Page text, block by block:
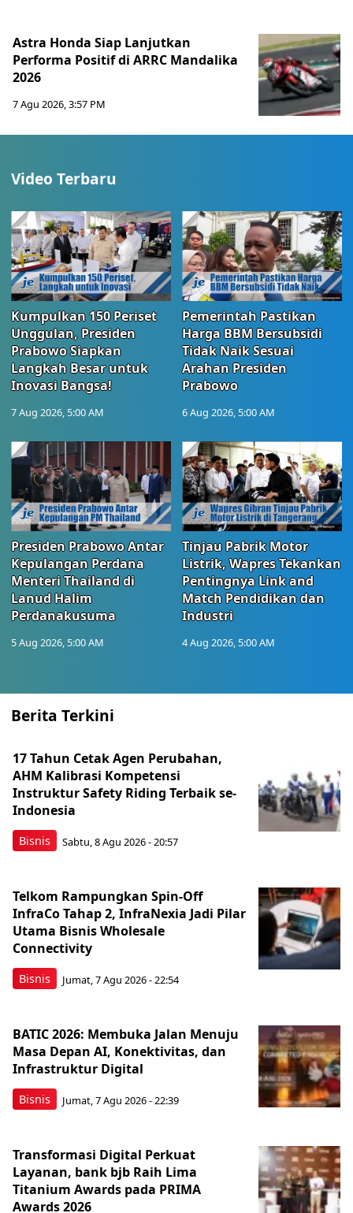
Astra Honda Siap Lanjutkan
Performa Positif di ARRC Mandalika
2026
7 Agu 2026, 3:57 PM
Video Terbaru
Kumpulkan 150 Periset
Unggulan, Presiden
Prabowo Siapkan
Langkah Besar untuk
Inovasi Bangsa!
7 Aug 2026, 5:00 AM
Pemerintah Pastikan
Harga BBM Bersubsidi
Tidak Naik Sesuai
Arahan Presiden
Prabowo
6 Aug 2026, 5:00 AM
Presiden Prabowo Antar
Kepulangan Perdana
Menteri Thailand di
Lanud Halim
Perdanakusuma
5 Aug 2026, 5:00 AM
Tinjau Pabrik Motor
Listrik, Wapres Tekankan
Pentingnya Link and
Match Pendidikan dan
Industri
4 Aug 2026, 5:00 AM
Berita Terkini
Bisnis
17 Tahun Cetak Agen Perubahan,
AHM Kalibrasi Kompetensi
Instruktur Safety Riding Terbaik se-
Indonesia
Sabtu, 8 Agu 2026 - 20:57
Bisnis
Telkom Rampungkan Spin-Off
InfraCo Tahap 2, InfraNexia Jadi Pilar
Utama Bisnis Wholesale
Connectivity
Jumat, 7 Agu 2026 - 22:54
Bisnis
BATIC 2026: Membuka Jalan Menuju
Masa Depan AI, Konektivitas, dan
Infrastruktur Digital
Jumat, 7 Agu 2026 - 22:39
Transformasi Digital Perkuat
Layanan, bank bjb Raih Lima
Titanium Awards pada PRIMA
Awards 2026